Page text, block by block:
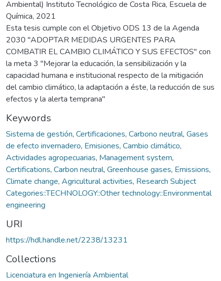
Ambiental) Instituto Tecnológico de Costa Rica, Escuela de
Química, 2021
Esta tesis cumple con el Objetivo ODS 13 de la Agenda
2030 "ADOPTAR MEDIDAS URGENTES PARA
COMBATIR EL CAMBIO CLIMÁTICO Y SUS EFECTOS" con
la meta 3 "Mejorar la educación, la sensibilización y la
capacidad humana e institucional respecto de la mitigación
del cambio climático, la adaptación a éste, la reducción de sus
efectos y la alerta temprana"
Keywords
Sistema de gestión, Certificaciones, Carbono neutral, Gases
de efecto invernadero, Emisiones, Cambio climático,
Actividades agropecuarias, Management system,
Certifications, Carbon neutral, Greenhouse gases, Emissions,
Climate change, Agricultural activities, Research Subject
Categories::TECHNOLOGY::Other technology::Environmental
engineering
URI
https://hdl.handle.net/2238/13231
Collections
Licenciatura en Ingeniería Ambiental